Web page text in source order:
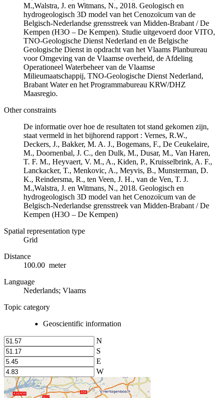
M.,Walstra, J. en Witmans, N., 2018. Geologisch en
hydrogeologisch 3D model van het Cenozoïcum van de
Belgisch-Nederlandse grensstreek van Midden-Brabant / De
Kempen (H3O – De Kempen). Studie uitgevoerd door VITO,
TNO-Geologische Dienst Nederland en de Belgische
Geologische Dienst in opdracht van het Vlaams Planbureau
voor Omgeving van de Vlaamse overheid, de Afdeling
Operationeel Waterbeheer van de Vlaamse
Milieumaatschappij, TNO-Geologische Dienst Nederland,
Brabant Water en het Programmabureau KRW/DHZ
Maasregio.
Other constraints
De informatie over hoe de resultaten tot stand gekomen zijn,
staat vermeld in het bijhorend rapport : Vernes, R.W.,
Deckers, J., Bakker, M. A. J., Bogemans, F., De Ceukelaire,
M., Doornenbal, J. C., den Dulk, M., Dusar, M., Van Haren,
T. F. M., Heyvaert, V. M., A., Kiden, P., Kruisselbrink, A. F.,
Lanckacker, T., Menkovic, A., Meyvis, B., Munsterman, D.
K., Reindersma, R., ten Veen, J. H., van de Ven, T. J.
M.,Walstra, J. en Witmans, N., 2018. Geologisch en
hydrogeologisch 3D model van het Cenozoïcum van de
Belgisch-Nederlandse grensstreek van Midden-Brabant / De
Kempen (H3O – De Kempen)
Spatial representation type
Grid
Distance
100.00 meter
Language
Nederlands; Vlaams
Topic category
Geoscientific information
N
S
E
W